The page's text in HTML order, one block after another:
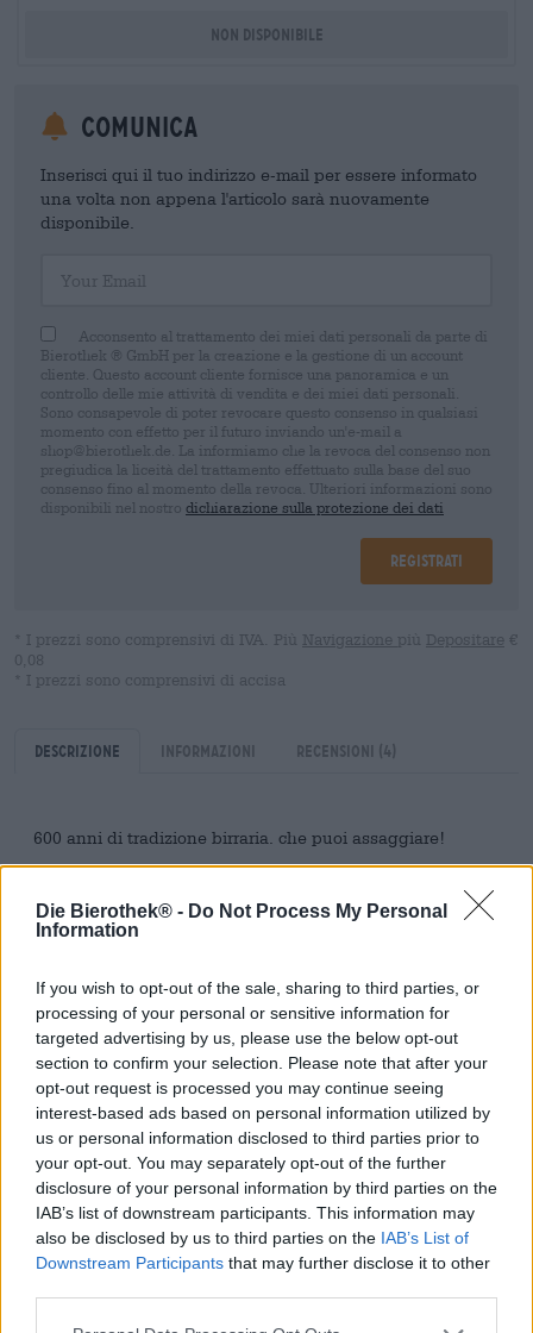
Die Bierothek® - Do Not Process My Personal
Information
If you wish to opt-out of the sale, sharing to third parties, or
processing of your personal or sensitive information for
targeted advertising by us, please use the below opt-out
section to confirm your selection. Please note that after your
opt-out request is processed you may continue seeing
interest-based ads based on personal information utilized by
us or personal information disclosed to third parties prior to
your opt-out. You may separately opt-out of the further
disclosure of your personal information by third parties on the
IAB’s list of downstream participants. This information may
also be disclosed by us to third parties on the IAB’s List of
Downstream Participants that may further disclose it to other
Non disponibile
Comunica
Inserisci qui il tuo indirizzo e-mail per essere informato
una volta non appena l'articolo sarà nuovamente
disponibile.
Acconsento al trattamento dei miei dati personali da parte di
Bierothek ® GmbH per la creazione e la gestione di un account
cliente. Questo account cliente fornisce una panoramica e un
controllo delle mie attività di vendita e dei miei dati personali.
Sono consapevole di poter revocare questo consenso in qualsiasi
momento con effetto per il futuro inviando un'e-mail a
shop@bierothek.de. La informiamo che la revoca del consenso non
pregiudica la liceità del trattamento effettuato sulla base del suo
consenso fino al momento della revoca. Ulteriori informazioni sono
disponibili nel nostro dichiarazione sulla protezione dei dati
Registrati
* I prezzi sono comprensivi di IVA. Più Navigazione più Depositare €
0,08
* I prezzi sono comprensivi di accisa
Descrizione Informazioni Recensioni (4)
600 anni di tradizione birraria. che puoi assaggiare!
conduzione familiare e un’attività tradizionale in tutto e
per tutto. La famiglia Riegele gestisce il birrificio da 28
bagaglio di conoscenze specialistiche sono gli strumenti
che da sempre portano Brauhaus Riegele al successo. E
ovviamente le ottime birre!
Soprattutto nel settore della birra è importante saper
coniugare tradizione e innovazione. Tuttavia, la ruota non
deve essere reinventata. Con molta competenza e
conoscenza del mercato in costante crescita, i Riegeles
interpretano i vecchi classici della birra e li trasformano in
highlight completamente nuovi. Questo è successo anche
con la birra scura. La vostra Speciator dark è una versione
moderna della birra bock, che ha una tradizione secolare,